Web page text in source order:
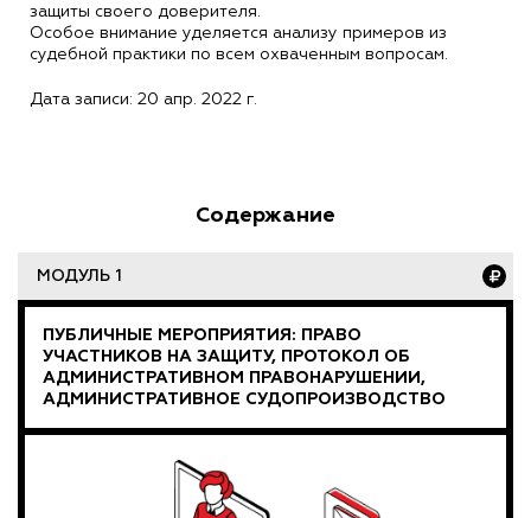
защиты своего доверителя.
Особое внимание уделяется анализу примеров из
судебной практики по всем охваченным вопросам.
Дата записи: 20 апр. 2022 г.
Содержание
МОДУЛЬ 1
ПУБЛИЧНЫЕ МЕРОПРИЯТИЯ: ПРАВО
УЧАСТНИКОВ НА ЗАЩИТУ, ПРОТОКОЛ ОБ
АДМИНИСТРАТИВНОМ ПРАВОНАРУШЕНИИ,
АДМИНИСТРАТИВНОЕ СУДОПРОИЗВОДСТВО